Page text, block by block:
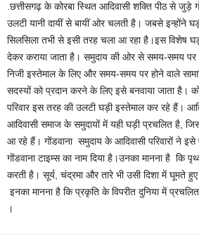
.छत्तीसगढ़ के कोरबा स्थित आदिवासी शक्ति पीठ से जुड़े
उलटी यानी दायीं से बायीं ओर चलती है। जबसे इन्होंने
सिलसिला तभी से इसी तरह चला आ रहा है।इस विशेष
देकर कराया जाता है। समुदाय की ओर से समय-समय
निजी इस्तेमाल के लिए और समय-समय पर होने वाले
सदस्यों को प्रदान करने के लिए इसे बनवाया जाता है।
परिवार इस तरह की उलटी घड़ी इस्तेमाल कर रहे हैं।
आदिवासी समाज के समुदायों में यही घड़ी प्रचलित है,
आ रहे हैं। गोंडवाना समुदाय के आदिवासी परिवारों ने
गोंडवाना टाइम्स का नाम दिया है।उनका मानना है कि
करती है। सूर्य, चंद्रमा और तारे भी उसी दिशा में घूमते
इनका मानना है कि प्रकृति के विपरीत दुनिया में
।